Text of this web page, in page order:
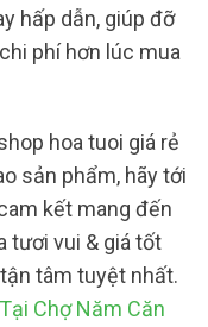
hấp dẫn, giúp đỡ
phí hơn lúc mua
hoa tuoi giá rẻ
sản phẩm, hãy tới
kết mang đến
tươi vui & giá tốt
tâm tuyệt nhất.
Chợ Năm Căn